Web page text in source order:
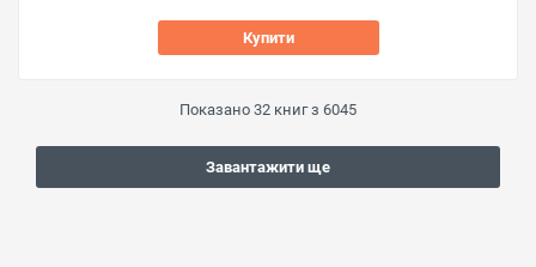
Купити
Показано 32 книг з 6045
Завантажити ще